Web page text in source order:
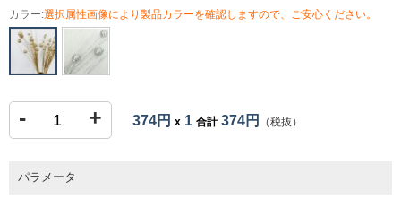
カラー:選択属性画像により製品カラーを確認しますので、ご安心ください。
- + 374円 x 1 合計374円 （税抜）
パラメータ